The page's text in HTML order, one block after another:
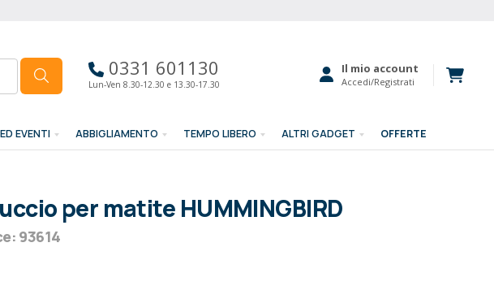
0331 601130
Lun-Ven 8.30-12.30 e 13.30-17.30
Il mio account
Accedi/Registrati
EVENTI ABBIGLIAMENTO TEMPO LIBERO ALTRI GADGET OFFERTE
per matite HUMMINGBIRD
93614